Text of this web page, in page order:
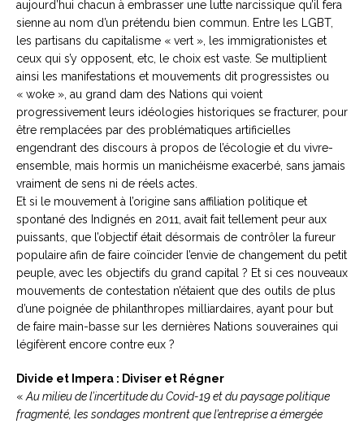
aujourd’hui chacun à embrasser une lutte narcissique qu’il fera
sienne au nom d’un prétendu bien commun. Entre les LGBT,
les partisans du capitalisme « vert », les immigrationistes et
ceux qui s’y opposent, etc, le choix est vaste. Se multiplient
ainsi les manifestations et mouvements dit progressistes ou
« woke », au grand dam des Nations qui voient
progressivement leurs idéologies historiques se fracturer, pour
être remplacées par des problématiques artificielles
engendrant des discours à propos de l’écologie et du vivre-
ensemble, mais hormis un manichéisme exacerbé, sans jamais
vraiment de sens ni de réels actes.
Et si le mouvement à l’origine sans affiliation politique et
spontané des Indignés en 2011, avait fait tellement peur aux
puissants, que l’objectif était désormais de contrôler la fureur
populaire afin de faire coïncider l’envie de changement du petit
peuple, avec les objectifs du grand capital ? Et si ces nouveaux
mouvements de contestation n’étaient que des outils de plus
d’une poignée de philanthropes milliardaires, ayant pour but
de faire main-basse sur les dernières Nations souveraines qui
légifèrent encore contre eux ?
Divide et Impera : Diviser et Régner
« Au milieu de l’incertitude du Covid-19 et du paysage politique
fragmenté, les sondages montrent que l’entreprise a émergée